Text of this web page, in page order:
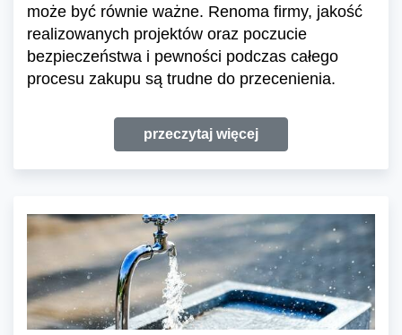
może być równie ważne. Renoma firmy, jakość
realizowanych projektów oraz poczucie
bezpieczeństwa i pewności podczas całego
procesu zakupu są trudne do przecenienia.
przeczytaj więcej